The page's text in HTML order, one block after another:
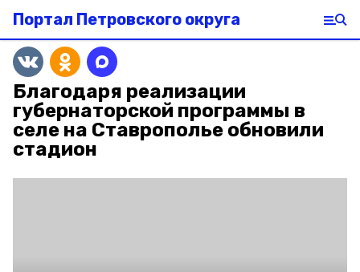
Портал Петровского округа
Благодаря реализации
губернаторской программы в
селе на Ставрополье обновили
стадион